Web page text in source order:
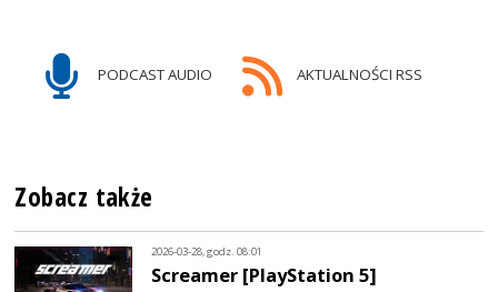
PODCAST AUDIO AKTUALNOŚCI RSS
Zobacz także
2026-03-28, godz. 08:01
Screamer [PlayStation 5]